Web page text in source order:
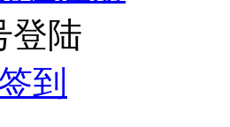
登陆
签到